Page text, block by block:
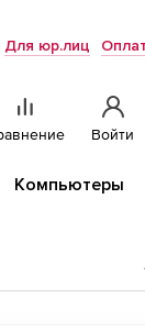
Для юр.лиц
Войти
Компьютеры